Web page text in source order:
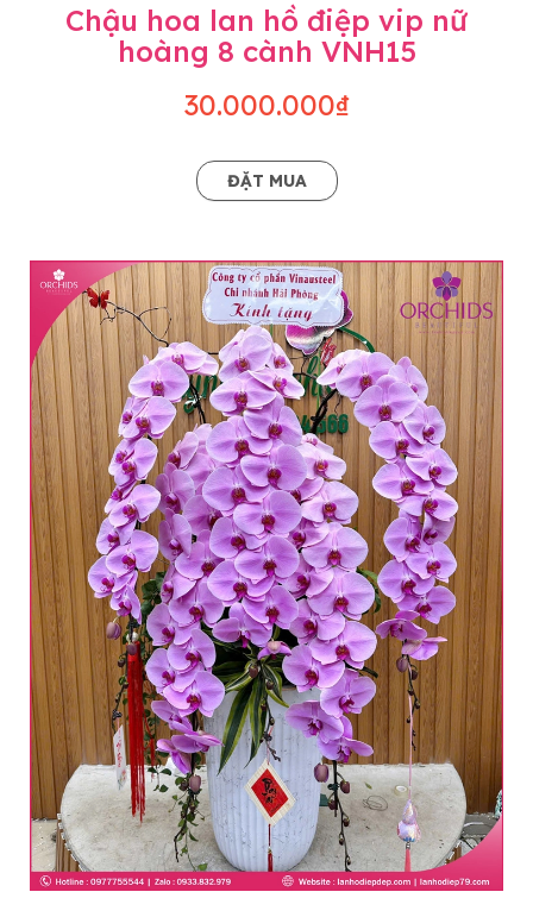
Chậu hoa lan hồ điệp vip nữ
hoàng 8 cành VNH15
30.000.000₫
ĐẶT MUA